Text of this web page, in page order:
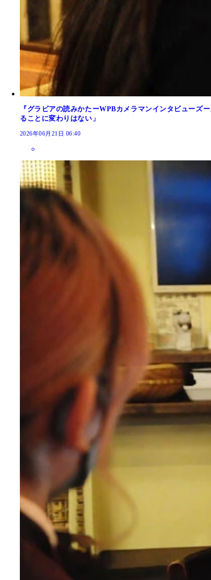
『グラビアの読みかたーWPBカメラマンインタビュー
ることに変わりはない」
2026年06月21日 06:40